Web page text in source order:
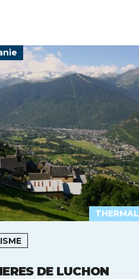
THERMAL
DE LUCHON